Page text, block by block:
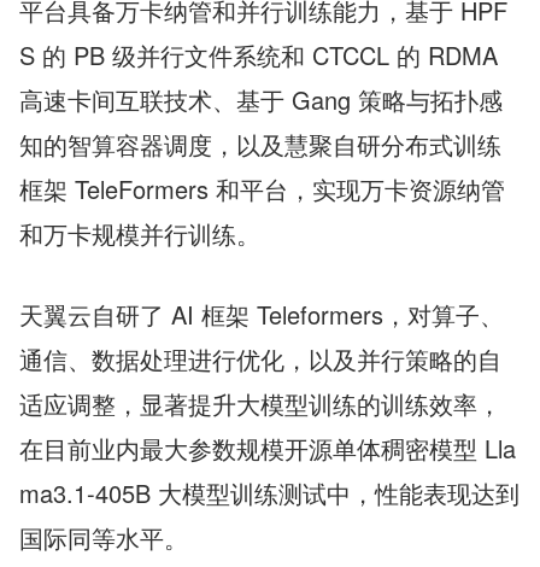
平台具备万卡纳管和并行训练能力，基于 HPF
S 的 PB 级并行文件系统和 CTCCL 的 RDMA
高速卡间互联技术、基于 Gang 策略与拓扑感
知的智算容器调度，以及慧聚自研分布式训练
框架 TeleFormers 和平台，实现万卡资源纳管
和万卡规模并行训练。
天翼云自研了 AI 框架 Teleformers，对算子、
通信、数据处理进行优化，以及并行策略的自
适应调整，显著提升大模型训练的训练效率，
在目前业内最大参数规模开源单体稠密模型 Lla
ma3.1-405B 大模型训练测试中，性能表现达到
国际同等水平。